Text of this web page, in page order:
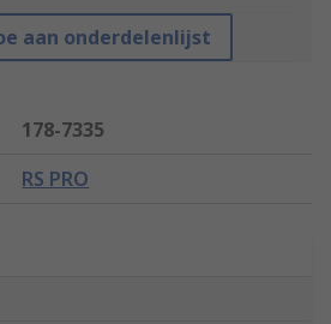
aan onderdelenlijst
178-7335
RS PRO